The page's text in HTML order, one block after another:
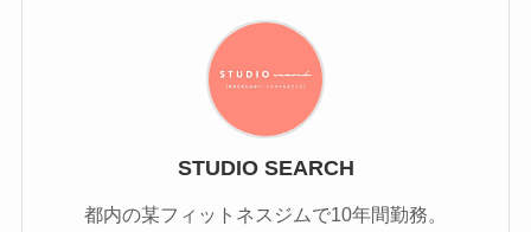
STUDIO SEARCH
都内の某フィットネスジムで10年間勤務。